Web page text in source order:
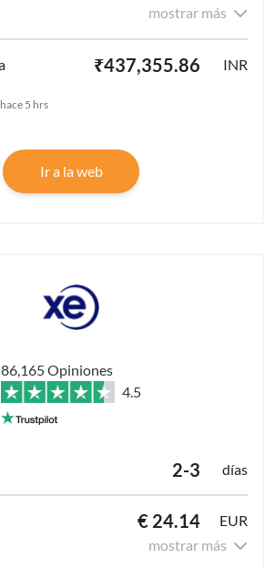
mostrar más
₹437,355.86 INR
hace 5 hrs
Ir a la web
86,165 Opiniones
4.5
2-3 días
€ 24.14
EUR
mostrar más